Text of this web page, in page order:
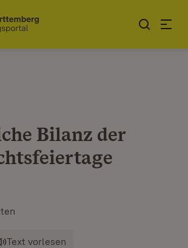
Bilanz der
Text vorlesen